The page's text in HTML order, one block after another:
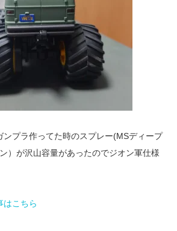
ンプラ作ってた時のスプレー(MSディープ
）が沢山容量があったのでジオン軍仕様
はこちら